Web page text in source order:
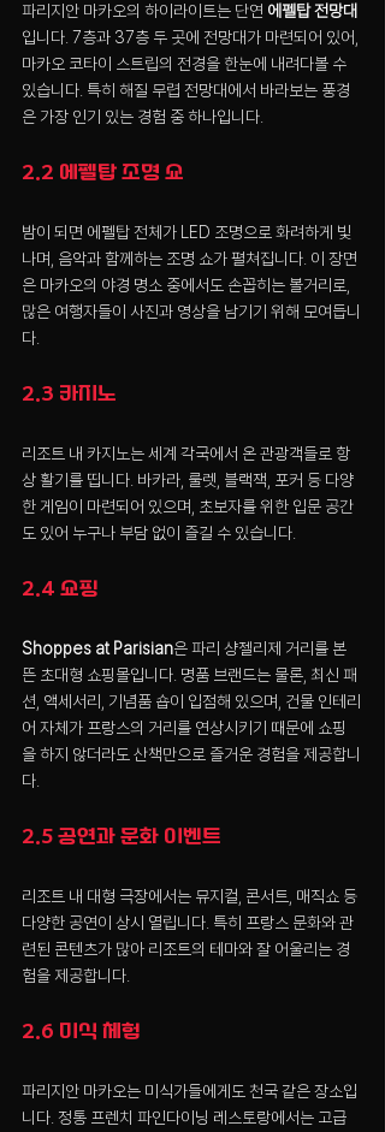
파리지안 마카오의 하이라이트는 단연 에펠탑 전망대
입니다. 7층과 37층 두 곳에 전망대가 마련되어 있어,
마카오 코타이 스트립의 전경을 한눈에 내려다볼 수
있습니다. 특히 해질 무렵 전망대에서 바라보는 풍경
은 가장 인기 있는 경험 중 하나입니다.
2.2 에펠탑 조명 쇼
밤이 되면 에펠탑 전체가 LED 조명으로 화려하게 빛
나며, 음악과 함께하는 조명 쇼가 펼쳐집니다. 이 장면
은 마카오의 야경 명소 중에서도 손꼽히는 볼거리로,
많은 여행자들이 사진과 영상을 남기기 위해 모여듭니
다.
2.3 카지노
리조트 내 카지노는 세계 각국에서 온 관광객들로 항
상 활기를 띱니다. 바카라, 룰렛, 블랙잭, 포커 등 다양
한 게임이 마련되어 있으며, 초보자를 위한 입문 공간
도 있어 누구나 부담 없이 즐길 수 있습니다.
2.4 쇼핑
Shoppes at Parisian은 파리 샹젤리제 거리를 본
뜬 초대형 쇼핑몰입니다. 명품 브랜드는 물론, 최신 패
션, 액세서리, 기념품 숍이 입점해 있으며, 건물 인테리
어 자체가 프랑스의 거리를 연상시키기 때문에 쇼핑
을 하지 않더라도 산책만으로 즐거운 경험을 제공합니
다.
2.5 공연과 문화 이벤트
리조트 내 대형 극장에서는 뮤지컬, 콘서트, 매직쇼 등
다양한 공연이 상시 열립니다. 특히 프랑스 문화와 관
련된 콘텐츠가 많아 리조트의 테마와 잘 어울리는 경
험을 제공합니다.
2.6 미식 체험
파리지안 마카오는 미식가들에게도 천국 같은 장소입
니다. 정통 프렌치 파인다이닝 레스토랑에서는 고급